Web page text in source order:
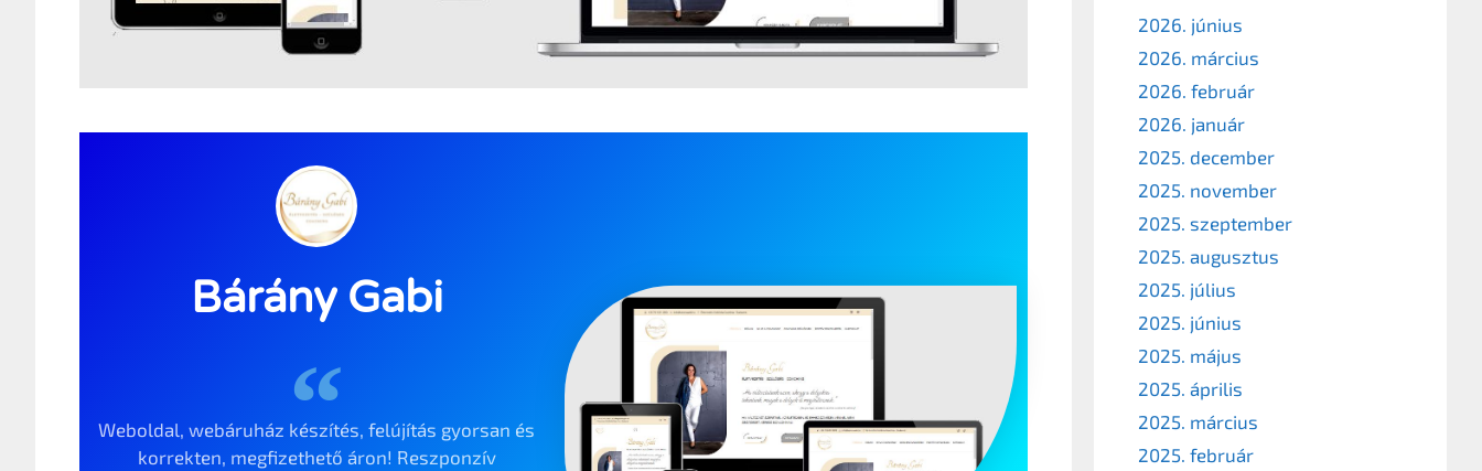
Bárány Gabi
Weboldal, webáruház készítés, felújítás gyorsan és
korrekten, megfizethető áron! Reszponzív
2026. június
2026. március
2026. február
2026. január
2025. december
2025. november
2025. szeptember
2025. augusztus
2025. július
2025. június
2025. május
2025. április
2025. március
2025. február